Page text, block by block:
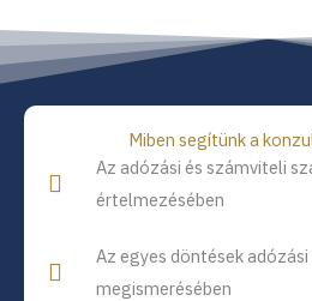
Miben segítünk a
Az adózási és számviteli
értelmezésében
Az egyes döntések
megismerésében